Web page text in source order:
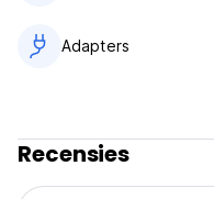
Adapters
Recensies